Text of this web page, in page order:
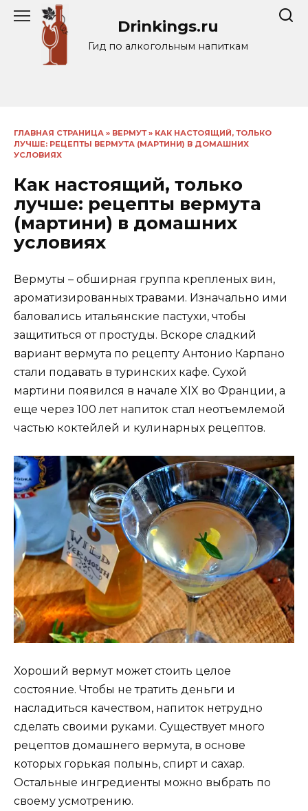
Перейти
содержанию
Drinkings.ru
Гид по алкогольным напиткам
ГЛАВНАЯ СТРАНИЦА » ВЕРМУТ» КАК НАСТОЯЩИЙ, ТОЛЬКО
ЛУЧШЕ: РЕЦЕПТЫ ВЕРМУТА (МАРТИНИ) В ДОМАШНИХ
УСЛОВИЯХ
Как настоящий, только
лучше: рецепты вермута
(мартини) в домашних
условиях
Вермуты – обширная группа крепленых вин,
ароматизированных травами. Изначально ими
баловались итальянские пастухи, чтобы
защититься от простуды. Вскоре сладкий
вариант вермута по рецепту Антонио Карпано
стали подавать в туринских кафе. Сухой
мартини появился в начале XIX во Франции, а
еще через 100 лет напиток стал неотъемлемой
частью коктейлей и кулинарных рецептов.
Хороший вермут может стоить целое
состояние. Чтобы не тратить деньги и
насладиться качеством, напиток нетрудно
сделать своими руками. Существует много
рецептов домашнего вермута, в основе
которых горькая полынь, спирт и сахар.
Остальные ингредиенты можно выбрать по
своему усмотрению.